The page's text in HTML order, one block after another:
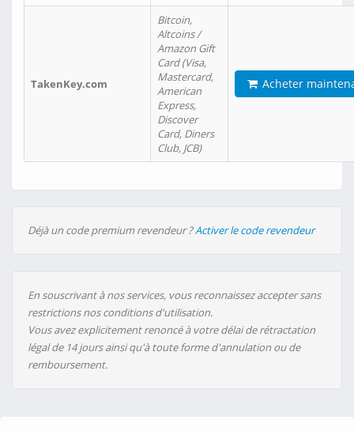
TakenKey.com
Bitcoin,
Altcoins /
Amazon Gift
Card (Visa,
Mastercard,
American
Express,
Discover
Card, Diners
Club, JCB)
Acheter
Déjà un code premium revendeur ?Activer le code revendeur
En souscrivant à nos services, vous reconnaissez accepter sans
restrictions nos conditions d'utilisation.
Vous avez explicitement renoncé à votre délai de rétractation
légal de 14 jours ainsi qu'à toute forme d'annulation ou de
remboursement.